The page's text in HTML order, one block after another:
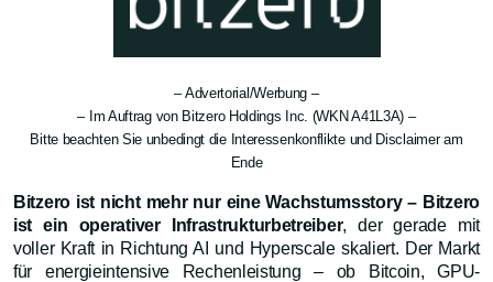
– Advertorial/Werbung –
– Im Auftrag von Bitzero Holdings Inc. (WKN A41L3A) –
Bitte beachten Sie unbedingt die Interessenkonflikte und Disclaimer am
Ende
Bitzero ist nicht mehr nur eine Wachstumsstory – Bitzero
ist ein operativer Infrastrukturbetreiber, der gerade mit
voller Kraft in Richtung AI und Hyperscale skaliert. Der Markt
für energieintensive Rechenleistung – ob Bitcoin, GPU-